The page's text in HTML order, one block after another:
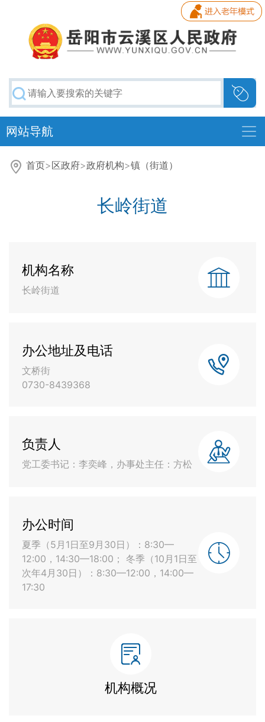
网站导航
首页>区政府>政府机构>镇（街道）
长岭街道
机构名称
长岭街道
办公地址及电话
文桥街
0730-8439368
负责人
党工委书记：李奕峰，办事处主任：方松
办公时间
夏季（5月1日至9月30日）：8:30—
12:00，14:30—18:00； 冬季（10月1日至
次年4月30日）：8:30—12:00，14:00—
17:30
机构概况